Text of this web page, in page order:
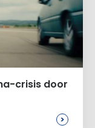
crisis door
>